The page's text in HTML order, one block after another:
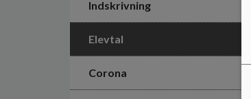
Indskrivning
Elevtal
Corona